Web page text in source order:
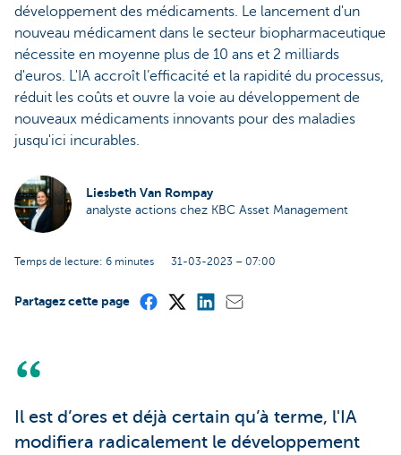
développement des médicaments. Le lancement d'un
nouveau médicament dans le secteur biopharmaceutique
nécessite en moyenne plus de 10 ans et 2 milliards
d'euros. L'IA accroît l’efficacité et la rapidité du processus,
réduit les coûts et ouvre la voie au développement de
nouveaux médicaments innovants pour des maladies
jusqu'ici incurables.
Liesbeth Van Rompay
analyste actions chez KBC Asset Management
Temps de lecture: 6 minutes 31-03-2023 – 07:00
Partagez cette page
Il est d’ores et déjà certain qu’à terme, l'IA
modifiera radicalement le développement